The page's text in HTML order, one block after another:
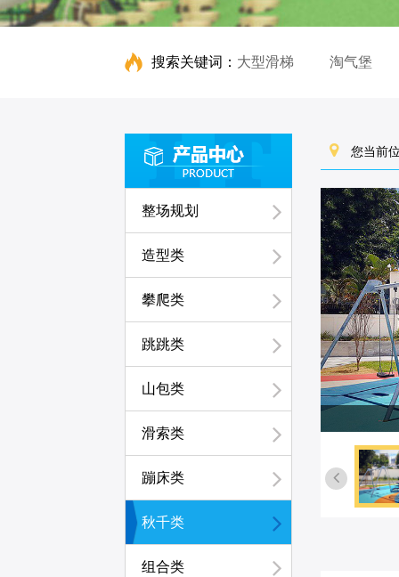
搜索关键词： 大型滑梯 淘气堡
整场规划
造型类
攀爬类
跳跳类
山包类
滑索类
蹦床类
秋千类
组合类
您当前